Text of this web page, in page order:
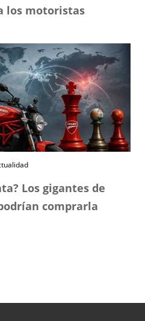
los motoristas
Los gigantes de
comprarla